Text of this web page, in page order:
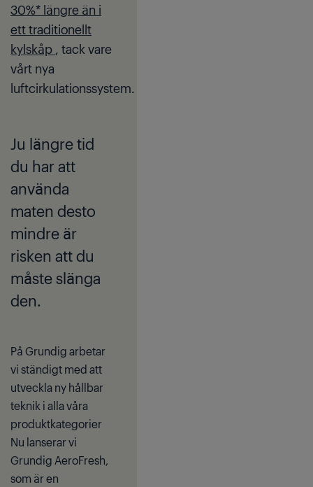
30%* längre än i
ett traditionellt
kylskåp , tack vare
vårt nya
luftcirkulationssystem.
Ju längre tid
du har att
använda
maten desto
mindre är
risken att du
måste slänga
den.
På Grundig arbetar
vi ständigt med att
utveckla ny hållbar
teknik i alla våra
produktkategorier
Nu lanserar vi
Grundig AeroFresh,
som är en